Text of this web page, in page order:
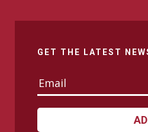
GET THE LATEST